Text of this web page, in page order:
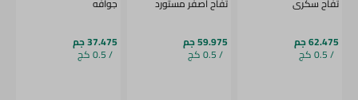
62.475 جم
/ 0.5 كج
59.975 جم
/ 0.5 كج
37.475 جم
/ 0.5 كج